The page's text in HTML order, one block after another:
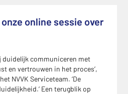
online sessie over
duidelijk communiceren met
en vertrouwen in het proces’,
NVVK Serviceteam. ‘De
Een terugblik op